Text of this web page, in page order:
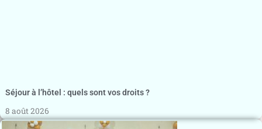
Séjour à l’hôtel : quels sont vos droits ?
8 août 2026